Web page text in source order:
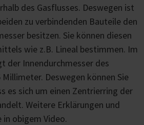
des Gasflusses. Deswegen ist
zu verbindenden Bauteile den
besitzen. Sie können diesen
wie z.B. Lineal bestimmen. Im
der Innendurchmesser des
Deswegen können Sie
es sich um einen Zentrierring der
Weitere Erklärungen und
in obigem Video.